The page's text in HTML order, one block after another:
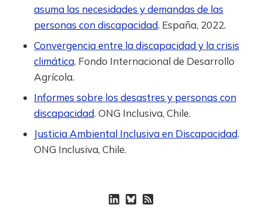
asuma las necesidades y demandas de las
personas con discapacidad. España, 2022.
Convergencia entre la discapacidad y la crisis
climática. Fondo Internacional de Desarrollo
Agrícola.
Informes sobre los desastres y personas con
discapacidad. ONG Inclusiva, Chile.
Justicia Ambiental Inclusiva en Discapacidad.
ONG Inclusiva, Chile.